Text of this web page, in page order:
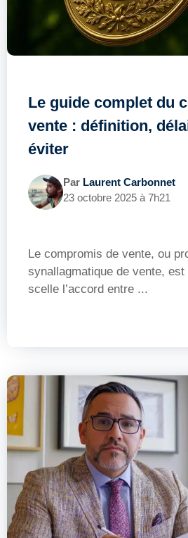
Le guide complet du
vente : définition,
éviter
Par Laurent Carbonnet
23 octobre 2025 à 7h21
Le compromis de vente, ou
synallagmatique de vente, est
scelle l’accord entre ...